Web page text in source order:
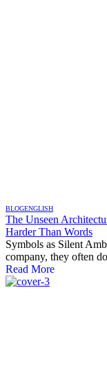
BLOGENGLISH
The Unseen
Harder Than Words
Symbols as Silent
company, they often
Read More